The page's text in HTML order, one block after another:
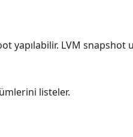
yapılabilir. LVM snapshot
listeler.